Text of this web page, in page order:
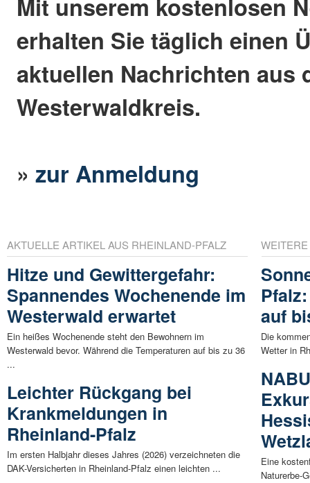
erhalten Sie täglich einen
aktuellen Nachrichten aus
Westerwaldkreis.
»zur Anmeldung
AKTUELLE ARTIKEL AUS RHEINLAND-PFALZ
Hitze und Gewittergefahr:
Spannendes Wochenende im
Westerwald erwartet
Ein heißes Wochenende steht den Bewohnern im
Westerwald bevor. Während die Temperaturen auf bis zu 36
...
Leichter Rückgang bei
Krankmeldungen in
Rheinland-Pfalz
Im ersten Halbjahr dieses Jahres (2026) verzeichneten die
DAK-Versicherten in Rheinland-Pfalz einen leichten ...
auf
Die
Wetter in
Eine
Naturerbe-